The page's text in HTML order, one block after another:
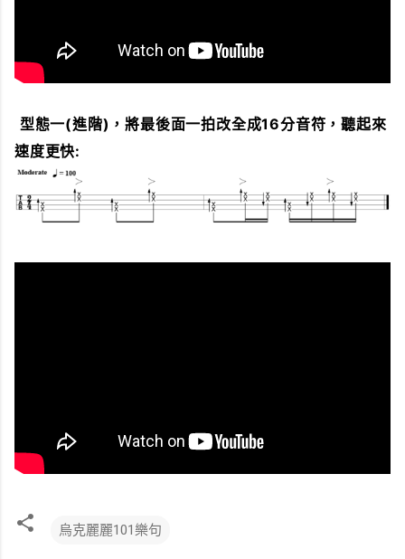
型態一(進階)，將最後面一拍改全成16分音符，聽起來
速度更快:
烏克麗麗101樂句